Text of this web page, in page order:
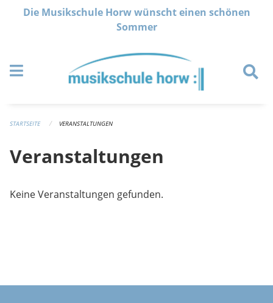
Navigation überspringen
Die Musikschule Horw wünscht einen schönen
Sommer
STARTSEITE VERANSTALTUNGEN
Veranstaltungen
Keine Veranstaltungen gefunden.